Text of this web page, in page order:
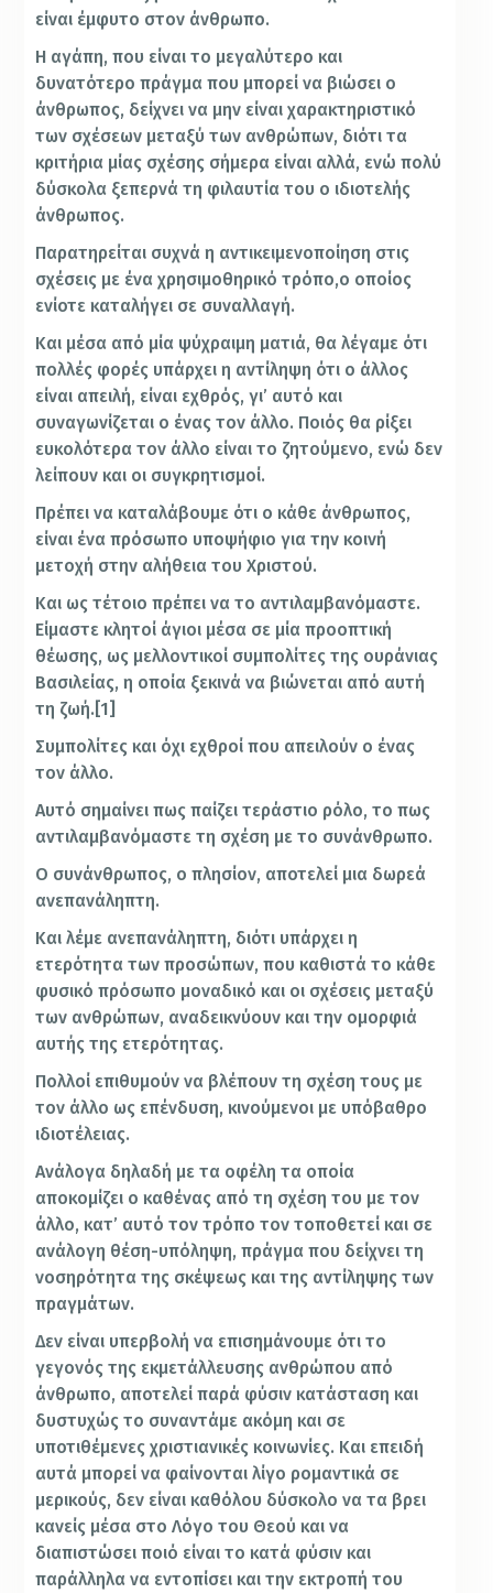
είναι έμφυτο στον άνθρωπο.
Η αγάπη, που είναι το μεγαλύτερο και
δυνατότερο πράγμα που μπορεί να βιώσει ο
άνθρωπος, δείχνει να μην είναι χαρακτηριστικό
των σχέσεων μεταξύ των ανθρώπων, διότι τα
κριτήρια μίας σχέσης σήμερα είναι αλλά, ενώ πολύ
δύσκολα ξεπερνά τη φιλαυτία του ο ιδιοτελής
άνθρωπος.
Παρατηρείται συχνά η αντικειμενοποίηση στις
σχέσεις με ένα χρησιμοθηρικό τρόπο,ο οποίος
ενίοτε καταλήγει σε συναλλαγή.
Και μέσα από μία ψύχραιμη ματιά, θα λέγαμε ότι
πολλές φορές υπάρχει η αντίληψη ότι ο άλλος
είναι απειλή, είναι εχθρός, γι’ αυτό και
συναγωνίζεται ο ένας τον άλλο. Ποιός θα ρίξει
ευκολότερα τον άλλο είναι το ζητούμενο, ενώ δεν
λείπουν και οι συγκρητισμοί.
Πρέπει να καταλάβουμε ότι ο κάθε άνθρωπος,
είναι ένα πρόσωπο υποψήφιο για την κοινή
μετοχή στην αλήθεια του Χριστού.
Και ως τέτοιο πρέπει να το αντιλαμβανόμαστε.
Είμαστε κλητοί άγιοι μέσα σε μία προοπτική
θέωσης, ως μελλοντικοί συμπολίτες της ουράνιας
Βασιλείας, η οποία ξεκινά να βιώνεται από αυτή
τη ζωή.[1]
Συμπολίτες και όχι εχθροί που απειλούν ο ένας
τον άλλο.
Αυτό σημαίνει πως παίζει τεράστιο ρόλο, το πως
αντιλαμβανόμαστε τη σχέση με το συνάνθρωπο.
Ο συνάνθρωπος, ο πλησίον, αποτελεί μια δωρεά
ανεπανάληπτη.
Και λέμε ανεπανάληπτη, διότι υπάρχει η
ετερότητα των προσώπων, που καθιστά το κάθε
φυσικό πρόσωπο μοναδικό και οι σχέσεις μεταξύ
των ανθρώπων, αναδεικνύουν και την ομορφιά
αυτής της ετερότητας.
Πολλοί επιθυμούν να βλέπουν τη σχέση τους με
τον άλλο ως επένδυση, κινούμενοι με υπόβαθρο
ιδιοτέλειας.
Ανάλογα δηλαδή με τα οφέλη τα οποία
αποκομίζει ο καθένας από τη σχέση του με τον
άλλο, κατ’ αυτό τον τρόπο τον τοποθετεί και σε
ανάλογη θέση-υπόληψη, πράγμα που δείχνει τη
νοσηρότητα της σκέψεως και της αντίληψης των
πραγμάτων.
Δεν είναι υπερβολή να επισημάνουμε ότι το
γεγονός της εκμετάλλευσης ανθρώπου από
άνθρωπο, αποτελεί παρά φύσιν κατάσταση και
δυστυχώς το συναντάμε ακόμη και σε
υποτιθέμενες χριστιανικές κοινωνίες. Και επειδή
αυτά μπορεί να φαίνονται λίγο ρομαντικά σε
μερικούς, δεν είναι καθόλου δύσκολο να τα βρει
κανείς μέσα στο Λόγο του Θεού και να
διαπιστώσει ποιό είναι το κατά φύσιν και
παράλληλα να εντοπίσει και την εκτροπή του